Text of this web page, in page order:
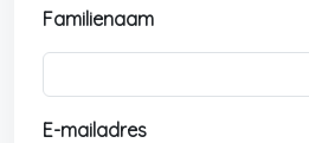
Familienaam
E-mailadres